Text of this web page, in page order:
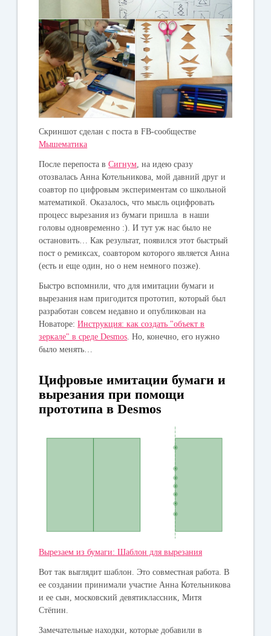
Скриншот сделан с поста в FB-сообществе
Мышематика
После перепоста вСигнум, на идею сразу
отозвалась Анна Котельникова, мой давний друг и
соавтор по цифровым экспериментам со школьной
математикой. Оказалось, что мысль оцифровать
процесс вырезания из бумаги пришла в наши
головы одновременно :). И тут уж нас было не
остановить… Как результат, появился этот быстрый
пост о ремиксах, соавтором которого является Анна
(есть и еще один, но о нем немного позже).
Быстро вспомнили, что для имитации бумаги и
вырезания нам пригодится прототип, который был
разработан совсем недавно и опубликован на
Новаторе:Инструкция: как создать "объект в
зеркале" в среде Desmos. Но, конечно, его нужно
было менять…
Цифровые имитации бумаги и
вырезания при помощи
прототипа в Desmos
Вырезаем из бумаги: Шаблон для вырезания
Вот так выглядит шаблон. Это совместная работа. В
ее создании принимали участие Анна Котельникова
и ее сын, московский девятиклассник, Митя
Стёпин.
Замечательные находки, которые добавили в